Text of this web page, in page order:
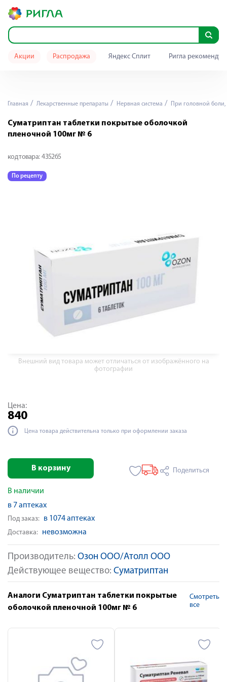
Акции Распродажа Яндекс Сплит Ригла
Главная Лекарственные препараты Нервная система При головной
Суматриптан таблетки покрытые оболочкой
пленочной 100мг № 6
код товара: 435265
По рецепту
Внешний вид товара может отличаться от изображённого на
фотографии
Производитель: Озон ООО/Атолл ООО
Действующее вещество: Суматриптан
Цена:
840
Цена товара действительна только при оформлении заказа
В корзину Поделиться
В наличии
в 7 аптеках
Под заказ: в 1074 аптеках
Доставка: невозможна
Аналоги Суматриптан таблетки покрытые
оболочкой пленочной 100мг № 6
Смотреть
все